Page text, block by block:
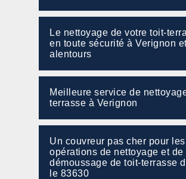
Le nettoyage de votre toit-
en toute sécurité à Verignon
alentours
Meilleure service de
terrasse à Verignon
Un couvreur pas cher pour les
opérations de nettoyage et de
démoussage de toit-terrasse
le 83630